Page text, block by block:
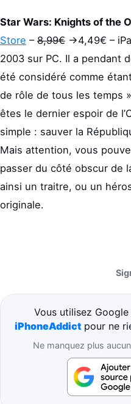
Star Wars: Knights of the
Store – 8,99€ ->4,49€ –
2003 sur PC. Il a pendant
été considéré comme
de rôle de tous les temps
êtes le dernier espoir de
simple : sauver la
Mais attention, vous
passer du côté obscur de
ainsi un traitre, ou un
originale.
Vous utilisez
iPhoneAddict pour ne
Ne manquez plus